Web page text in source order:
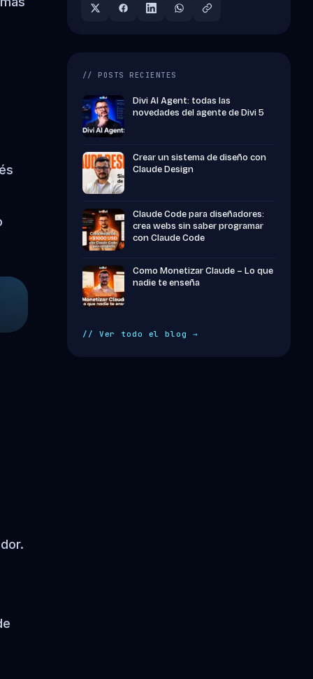
// POSTS RECIENTES
Divi AI Agent: todas las
novedades del agente de Divi 5
Crear un sistema de diseño con
Claude Design
Claude Code para diseñadores:
crea webs sin saber programar
con Claude Code
Como Monetizar Claude – Lo que
nadie te enseña
// Ver todo el blog →